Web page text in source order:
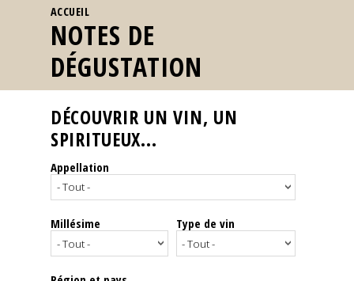
À
la
une
Reportages
Nos
Spiritueux
Notes
VOUS ÊTES ICI
ACCUEIL
NOTES DE
DÉGUSTATION
DÉCOUVRIR UN VIN, UN
SPIRITUEUX...
Appellation
Millésime Type de vin